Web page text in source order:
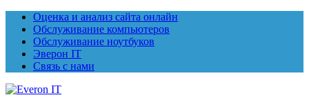
Оценка и анализ сайта онлайн
Обслуживание компьютеров
Обслуживание ноутбуков
Эверон IT
Связь с нами